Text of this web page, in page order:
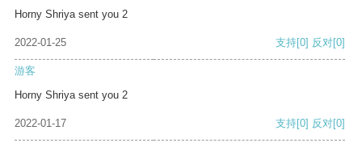
Horny Shriya sent you 2
2022-01-25 支持[0] 反对[0]
游客
Horny Shriya sent you 2
2022-01-17 支持[0] 反对[0]